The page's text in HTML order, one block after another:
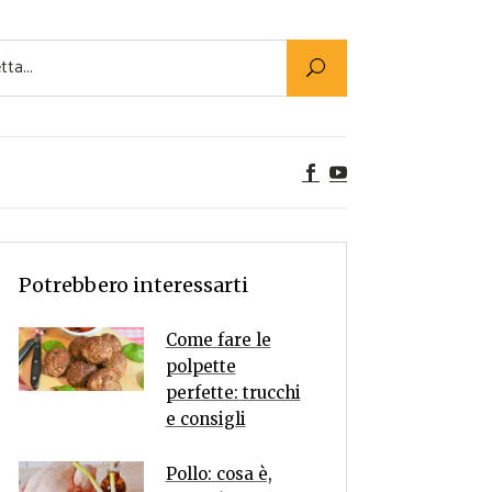
Utility
Alimenti
Rumors
Potrebbero interessarti
Come fare le
polpette
perfette: trucchi
e consigli
Pollo: cosa è,